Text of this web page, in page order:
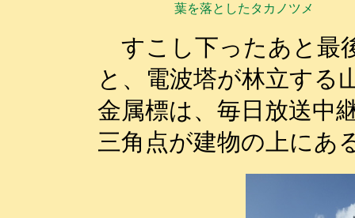
葉を落としたタカノツメ
すこし下ったあと最
と、電波塔が林立する
金属標は、毎日放送中
三角点が建物の上にあ